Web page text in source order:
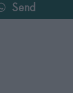
Send